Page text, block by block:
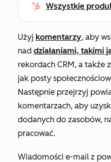
Wszystkie
Użyj komentarzy, aby
nad działaniami, takimi
rekordach CRM, a także
jak posty
Następnie przejrzyj
komentarzach, aby
dodanych do zasobów,
pracować.
Wiadomości e-mail z